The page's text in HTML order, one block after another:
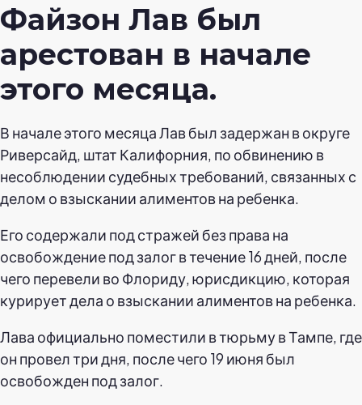
Файзон Лав был
арестован в начале
этого месяца.
В начале этого месяца Лав был задержан в округе
Риверсайд, штат Калифорния, по обвинению в
несоблюдении судебных требований, связанных с
делом о взыскании алиментов на ребенка.
Его содержали под стражей без права на
освобождение под залог в течение 16 дней, после
чего перевели во Флориду, юрисдикцию, которая
курирует дела о взыскании алиментов на ребенка.
Лава официально поместили в тюрьму в Тампе, где
он провел три дня, после чего 19 июня был
освобожден под залог.